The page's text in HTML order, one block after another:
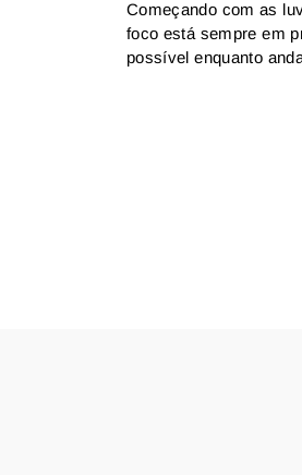
Começando com as
foco está sempre em
possível enquanto